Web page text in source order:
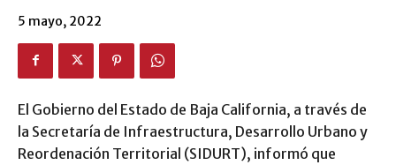
5 mayo, 2022
El Gobierno del Estado de Baja California, a través de
la Secretaría de Infraestructura, Desarrollo Urbano y
Reordenación Territorial (SIDURT), informó que